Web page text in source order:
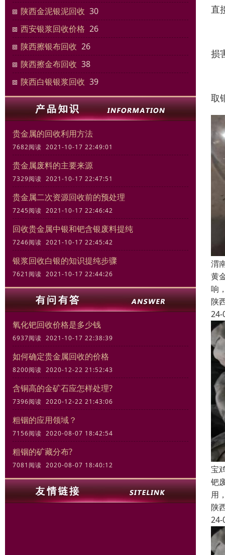
陕西金泥银泥回收 30
西安银浆回收价格 26
陕西擦银布回收 26
陕西擦金布回收 38
陕西白银银浆回收 39
贵金属的回收利用方法
7682阅读 2021-10-17 22:49:01
贵金属废料的主要来源
7329阅读 2021-10-17 22:47:51
贵金属二次资源回收前的预处理
7245阅读 2021-10-17 22:46:42
回收贵金属中银和钯含银废料提纯
7246阅读 2021-10-17 22:45:42
银浆回收白银的知识提纯步骤
7621阅读 2021-10-17 22:44:26
氧化钯回收价格是多少钱
6937阅读 2021-10-17 22:38:39
如何确定贵金属回收的价格
8200阅读 2020-12-22 21:52:43
含铜高的金矿石应怎样处理?
7396阅读 2020-12-22 21:43:06
粗铟的应用领域？
7156阅读 2020-08-07 18:42:54
粗铟的矿藏分布?
7081阅读 2020-08-07 18:40:12
直
损
取
渭
黄
响
陕
24-
宝
钯
用
陕
24-